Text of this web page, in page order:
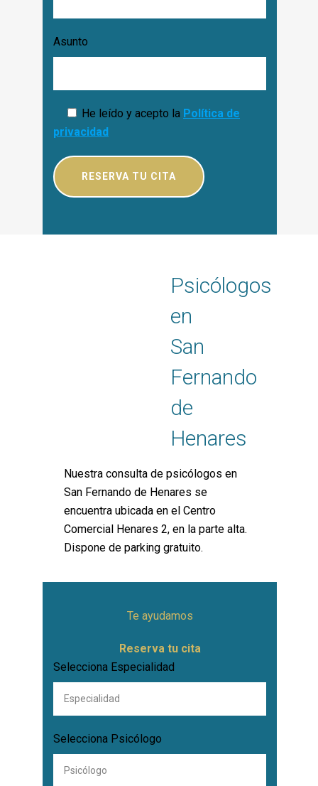
Asunto
He leído y acepto la Política de
privacidad
Psicólogos
en
San
Fernando
de
Henares
Nuestra consulta de psicólogos en
San Fernando de Henares se
encuentra ubicada en el Centro
Comercial Henares 2, en la parte alta.
Dispone de parking gratuito.
Te ayudamos
Reserva tu cita
Selecciona Especialidad
Selecciona Psicólogo